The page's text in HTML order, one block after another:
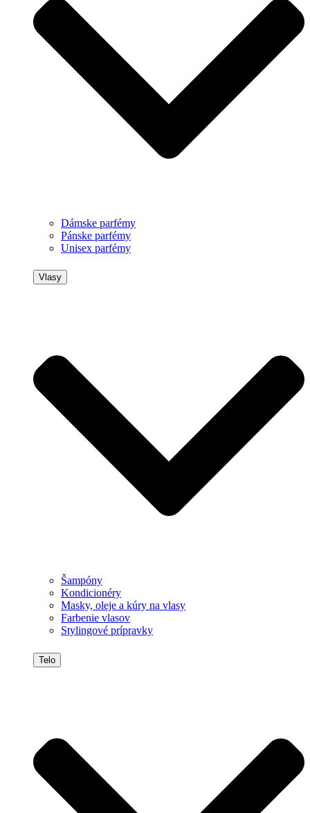
Dámske parfémy
Pánske parfémy
Unisex parfémy
Vlasy
Šampóny
Kondicionéry
Masky, oleje a kúry na vlasy
Farbenie vlasov
Stylingové prípravky
Telo